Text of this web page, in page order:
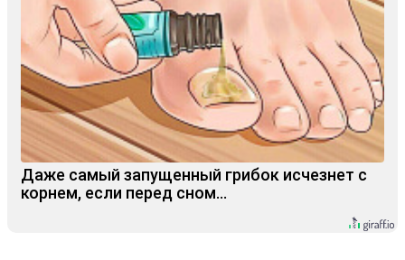
Даже самый запущенный грибок исчезнет с
корнем, если перед сном…